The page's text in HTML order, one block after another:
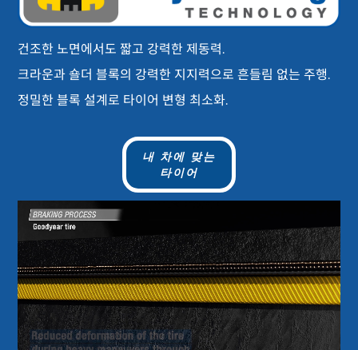
건조한 노면에서도 짧고 강력한 제동력.
크라운과 숄더 블록의 강력한 지지력으로 흔들림 없는 주행.
정밀한 블록 설계로 타이어 변형 최소화.
내 차에 맞는
타이어